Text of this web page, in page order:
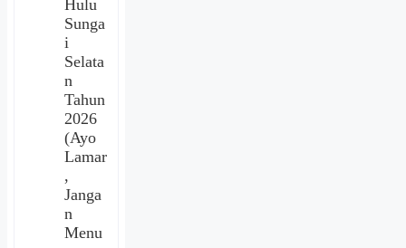
Hulu
Sunga
i
Selata
n
Tahun
2026
(Ayo
Lamar
,
Janga
n
Menu